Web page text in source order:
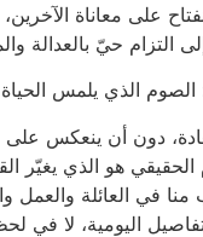
على معاناة
الصوم الذي يلمس الحياة
دون أن ينعكس على
هو الذي يغيّر
منا في العائلة والعمل